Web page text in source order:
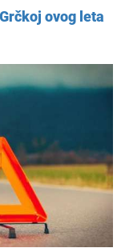
ovog leta